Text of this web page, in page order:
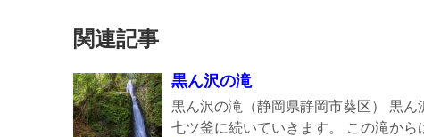
関連記事
黒ん沢の滝
黒ん沢の滝（静岡県静岡市葵区） 黒
七ツ釜に続いていきます。 この滝から